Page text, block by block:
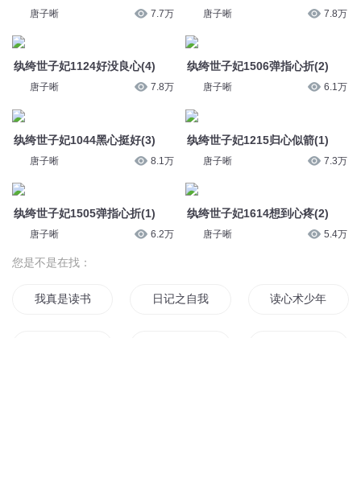
唐子晰 7.7万
纨绔世子妃1124好没良心(4)
唐子晰 7.8万
纨绔世子妃1044黑心挺好(3)
唐子晰 8.1万
纨绔世子妃1505弹指心折(1)
唐子晰 6.2万
唐子晰 7.8万
纨绔世子妃1506弹指心折(2)
唐子晰 6.1万
纨绔世子妃1215归心似箭(1)
唐子晰 7.3万
纨绔世子妃1614想到心疼(2)
唐子晰 5.4万
您是不是在找：
我真是读书人 日记之自我阅读 读心术少年